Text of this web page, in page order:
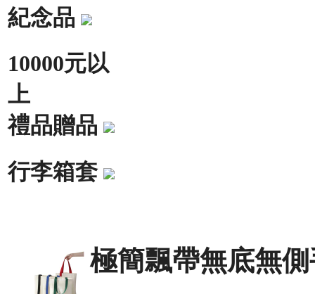
紀念品
10000元以
上
禮品贈品
行李箱套
極簡飄帶無底無